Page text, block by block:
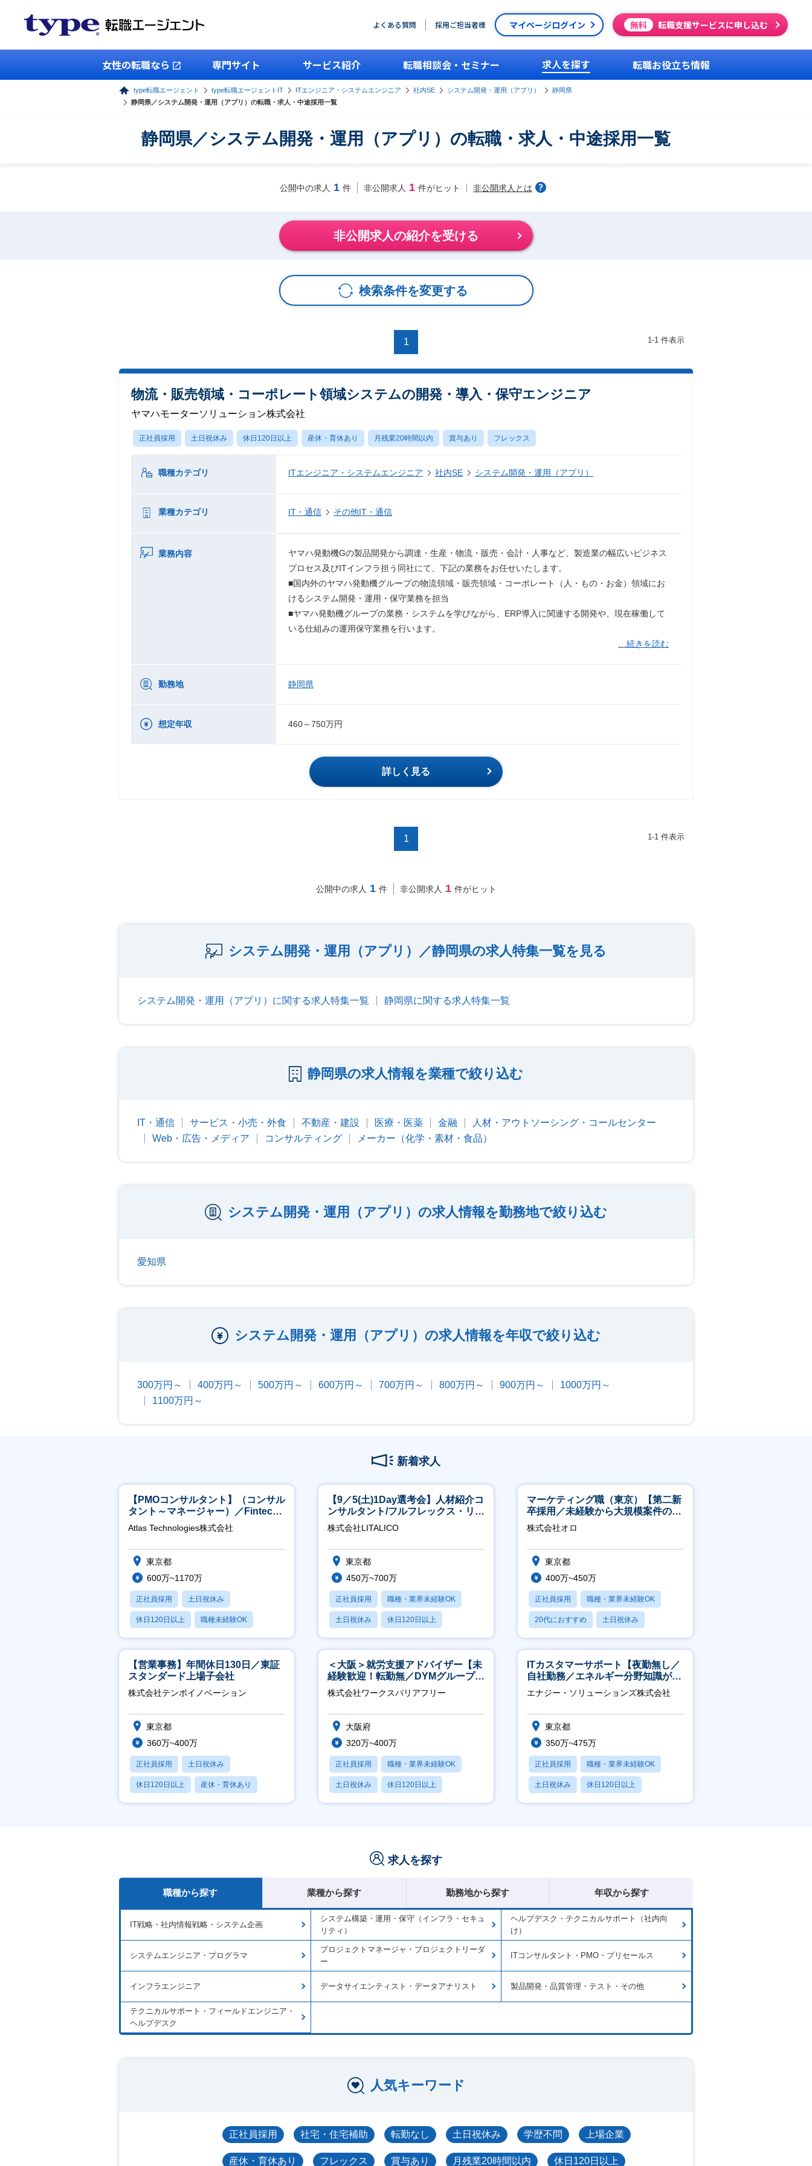
よくある質問 採用ご担当者様 マイページログイン 無料 転職支援サービスに申し込む
女性の転職なら 専門サイト サービス紹介 転職相談会・セミナー 求人を探す 転職お役立ち情報
type転職エージェント type転職エージェントIT ITエンジニア・システムエンジニア 社内SE システム開発・運用（アプリ）
静岡県
静岡県／システム開発・運用（アプリ）の転職・求人・中途採用一覧
静岡県／システム開発・運用（アプリ）の転職・求人・中途採用一覧
公開中の求人 1 件 非公開求人 1 件がヒット 非公開求人とは
非公開求人の紹介を受ける
検索条件を変更する
1 1-1 件表示
物流・販売領域・コーポレート領域システムの開発・導入・保守エンジニア
ヤマハモーターソリューション株式会社
正社員採用 土日祝休み 休日120日以上 産休・育休あり 月残業20時間以内 賞与あり フレックス
職種カテゴリ ITエンジニア・システムエンジニア 社内SE システム開発・運用（アプリ）
業種カテゴリ IT・通信 その他IT・通信
業務内容
ヤマハ発動機Gの製品開発から調達・生産・物流・販売・会計・人事など、製造業の幅広いビジネス
プロセス及びITインフラ担う同社にて、下記の業務をお任せいたします。
■国内外のヤマハ発動機グループの物流領域・販売領域・コーポレート（人・もの・お金）領域にお
けるシステム開発・運用・保守業務を担当
■ヤマハ発動機グループの業務・システムを学びながら、ERP導入に関連する開発や、現在稼働して
いる仕組みの運用保守業務を行います。
…続きを読む
勤務地 静岡県
想定年収 460～750万円
詳しく見る
1 1-1 件表示
公開中の求人 1 件 非公開求人 1 件がヒット
システム開発・運用（アプリ）／静岡県の求人特集一覧を見る
システム開発・運用（アプリ）に関する求人特集一覧 静岡県に関する求人特集一覧
静岡県の求人情報を業種で絞り込む
IT・通信 サービス・小売・外食 不動産・建設 医療・医薬 金融
人材・アウトソーシング・コールセンター
Web・広告・メディア
コンサルティング メーカー（化学・素材・食品）
システム開発・運用（アプリ）の求人情報を勤務地で絞り込む
愛知県
システム開発・運用（アプリ）の求人情報を年収で絞り込む
300万円～ 400万円～ 500万円～ 600万円～ 700万円～ 800万円～ 900万円～
1000万円～
1100万円～
新着求人
【PMOコンサルタント】（コンサル
タント～マネージャー）／Fintech
領域／設立5年弱で上場
Atlas Technologies株式会社
東京都
600万~1170万
正社員採用 土日祝休み
休日120日以上 職種未経験OK
産休・育休あり
【9／5(土)1Day選考会】人材紹介コ
ンサルタント/フルフレックス・リモ
ート/育休最長6年取得可
株式会社LITALICO
東京都
450万~700万
正社員採用 職種・業界未経験OK
土日祝休み 休日120日以上
産休・育休あり
マーケティング職（東京）【第二新
卒採用／未経験から大規模案件のマ
ーケティングが経験できる／研修充
実】
株式会社オロ
東京都
400万~450万
正社員採用 職種・業界未経験OK
20代におすすめ 土日祝休み
休日120日以上
【営業事務】年間休日130日／東証
スタンダード上場子会社
株式会社テンポイノベーション
東京都
360万~400万
正社員採用 土日祝休み
休日120日以上 産休・育休あり
賞与あり
＜大阪＞就労支援アドバイザー【未
経験歓迎！転勤無／DYMグループ／
ホスピタリティ高い方歓迎／土日
祝】
株式会社ワークスバリアフリー
大阪府
320万~400万
正社員採用 職種・業界未経験OK
土日祝休み 休日120日以上
産休・育休あり
ITカスタマーサポート【夜勤無し／
自社勤務／エネルギー分野知識が身
につきます】
エナジー・ソリューションズ株式会社
東京都
350万~475万
正社員採用 職種・業界未経験OK
土日祝休み 休日120日以上
産休・育休あり
求人を探す
職種から探す 業種から探す 勤務地から探す 年収から探す
IT戦略・社内情報戦略・システム企画
システム構築・運用・保守（インフラ・セキュ
リティ）
ヘルプデスク・テクニカルサポート（社内向
け）
システムエンジニア・プログラマ
プロジェクトマネージャ・プロジェクトリーダ
ー
ITコンサルタント・PMO・プリセールス
インフラエンジニア データサイエンティスト・データアナリスト 製品開発・品質管理・テスト・その他
テクニカルサポート・フィールドエンジニア・
ヘルプデスク
人気キーワード
正社員採用 社宅・住宅補助 転勤なし 土日祝休み 学歴不問 上場企業
産休・育休あり フレックス 賞与あり 月残業20時間以内 休日120日以上